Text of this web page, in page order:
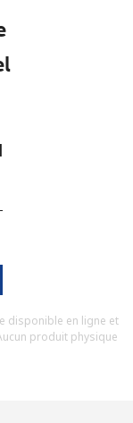
→
du mot de passe →
disponible en ligne et
produit physique